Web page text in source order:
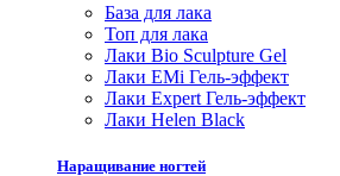
База для лака
Топ для лака
Лаки Bio Sculpture Gel
Лаки EMi Гель-эффект
Лаки Expert Гель-эффект
Лаки Helen Black
Наращивание ногтей